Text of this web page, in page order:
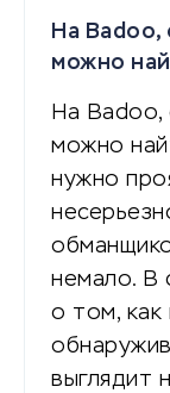
На Badoo,
можно
На Badoo,
можно
нужно
немало. В
о том, как
выглядит